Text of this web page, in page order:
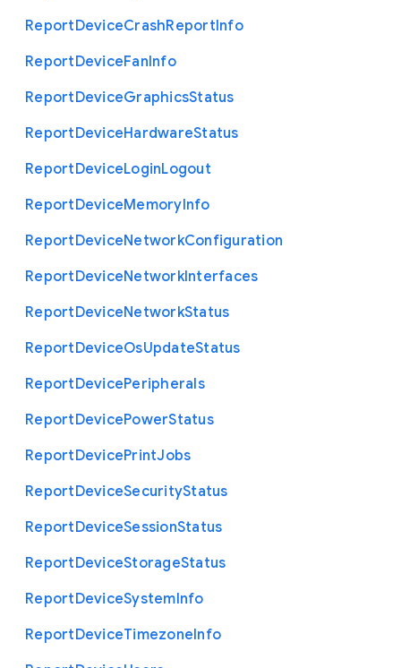
ReportDeviceCrashReportInfo
ReportDeviceFanInfo
ReportDeviceGraphicsStatus
ReportDeviceHardwareStatus
ReportDeviceLoginLogout
ReportDeviceMemoryInfo
ReportDeviceNetworkConfiguration
ReportDeviceNetworkInterfaces
ReportDeviceNetworkStatus
ReportDeviceOsUpdateStatus
ReportDevicePeripherals
ReportDevicePowerStatus
ReportDevicePrintJobs
ReportDeviceSecurityStatus
ReportDeviceSessionStatus
ReportDeviceStorageStatus
ReportDeviceSystemInfo
ReportDeviceTimezoneInfo